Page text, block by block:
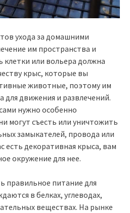
ухода за домашними
им пространства и
или вольера должна
крыс, которые вы
животные, поэтому им
для движения и развлечений.
нужно особенно
могут съесть или уничтожить
замыкателей, провода или
есть декоративная крыса, вам
окружение для нее.
правильное питание для
в белках, углеводах,
веществах. На рынке